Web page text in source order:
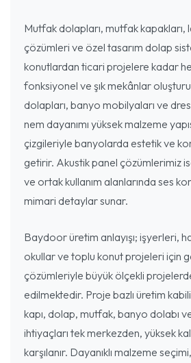
Mutfak dolapları, mutfak kapakları,
çözümleri ve özel tasarım dolap
konutlardan ticari projelere kadar
fonksiyonel ve şık mekânlar
dolapları, banyo mobilyaları ve
nem dayanımı yüksek malzeme
çizgileriyle banyolarda estetik ve
getirir. Akustik panel çözümlerimiz
ve ortak kullanım alanlarında ses
mimari detaylar sunar.
Baydoor üretim anlayışı; işyerleri,
okullar ve toplu konut projeleri için
çözümleriyle büyük ölçekli
edilmektedir. Proje bazlı üretim
kapı, dolap, mutfak, banyo dolabı
ihtiyaçları tek merkezden, yüksek
karşılanır. Dayanıklı malzeme